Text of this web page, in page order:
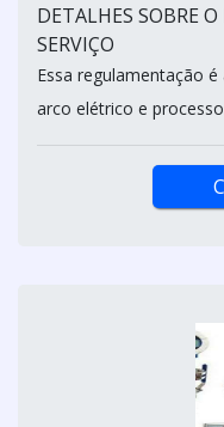
DETALHES SOBRE
SERVIÇO
Essa regulamentação
arco elétrico e